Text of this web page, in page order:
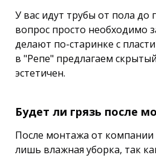
У вас идут трубы от пола до
вопрос просто необходимо
делают по-старинке с
в "Репе" предлагаем
эстетичен.
Будет ли грязь после
После монтажа от
лишь влажная уборка, так